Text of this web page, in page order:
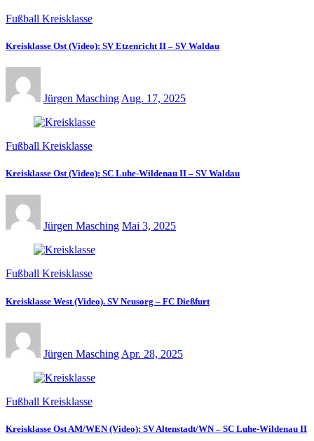
Fußball Kreisklasse
Kreisklasse Ost (Video): SV Etzenricht II – SV Waldau
Jürgen Masching Aug. 17, 2025
Fußball Kreisklasse
Kreisklasse Ost (Video): SC Luhe-Wildenau II – SV Waldau
Jürgen Masching Mai 3, 2025
Fußball Kreisklasse
Kreisklasse West (Video). SV Neusorg – FC Dießfurt
Jürgen Masching Apr. 28, 2025
Fußball Kreisklasse
Kreisklasse Ost AM/WEN (Video): SV Altenstadt/WN – SC Luhe-Wildenau II